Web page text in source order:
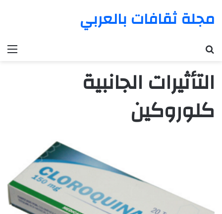
مجلة ثقافات بالعربي
التأثيرات الجانبية
كلوروكين